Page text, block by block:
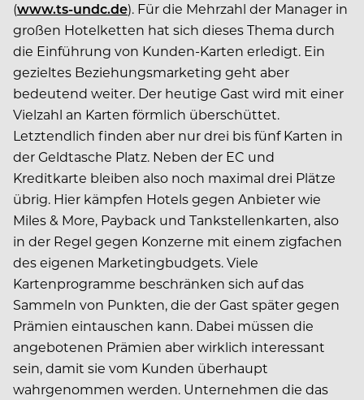
(www.ts-undc.de). Für die Mehrzahl der Manager in
großen Hotelketten hat sich dieses Thema durch
die Einführung von Kunden-Karten erledigt. Ein
gezieltes Beziehungsmarketing geht aber
bedeutend weiter. Der heutige Gast wird mit einer
Vielzahl an Karten förmlich überschüttet.
Letztendlich finden aber nur drei bis fünf Karten in
der Geldtasche Platz. Neben der EC und
Kreditkarte bleiben also noch maximal drei Plätze
übrig. Hier kämpfen Hotels gegen Anbieter wie
Miles & More, Payback und Tankstellenkarten, also
in der Regel gegen Konzerne mit einem zigfachen
des eigenen Marketingbudgets. Viele
Kartenprogramme beschränken sich auf das
Sammeln von Punkten, die der Gast später gegen
Prämien eintauschen kann. Dabei müssen die
angebotenen Prämien aber wirklich interessant
sein, damit sie vom Kunden überhaupt
wahrgenommen werden. Unternehmen die das